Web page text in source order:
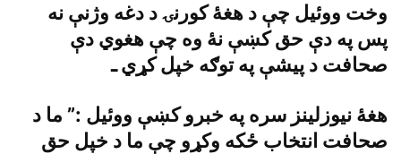
وخت ووئيل چې د هغۀ کورنۍ د دغه وژنې نه
پس په دې حق کښې نۀ وه چې هغوي دې
صحافت د پيشې په توګه خپل کړي ـ
هغۀ نيوزلينز سره په خبرو کښې ووئيل :” ما د
صحافت انتخاب ځکه وکړو چې ما د خپل حق